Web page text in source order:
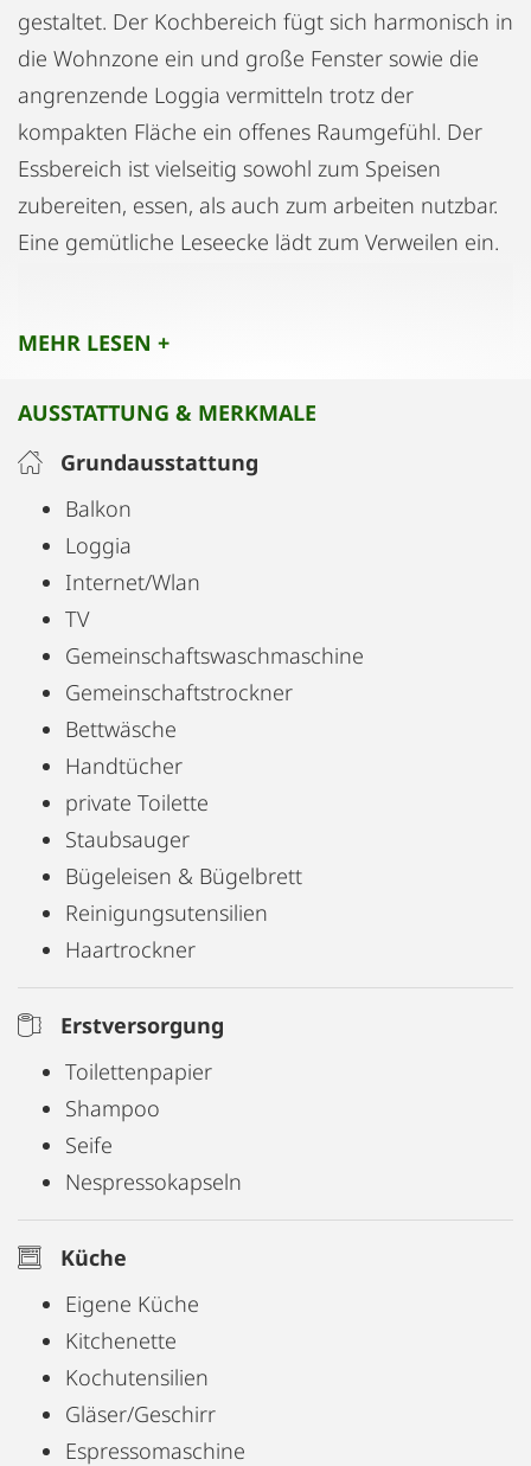
gestaltet. Der Kochbereich fügt sich harmonisch in
die Wohnzone ein und große Fenster sowie die
angrenzende Loggia vermitteln trotz der
kompakten Fläche ein offenes Raumgefühl. Der
Essbereich ist vielseitig sowohl zum Speisen
zubereiten, essen, als auch zum arbeiten nutzbar.
Eine gemütliche Leseecke lädt zum Verweilen ein.
alle Bewohner des Hauses gegen Gebühr zur
Ein Fahrradkeller ist im Haus kostenlos vorhanden.
Ein Tiefgaragenparkplatz kann gegen Gebühr
angefragt, aber nicht garantiert werden.
MEHR LESEN +
AUSSTATTUNG & MERKMALE
Grundausstattung
Balkon
Loggia
Internet/Wlan
TV
Gemeinschaftswaschmaschine
Gemeinschaftstrockner
Bettwäsche
Handtücher
private Toilette
Staubsauger
Bügeleisen & Bügelbrett
Reinigungsutensilien
Haartrockner
Erstversorgung
Toilettenpapier
Shampoo
Seife
Nespressokapseln
Küche
Eigene Küche
Kitchenette
Kochutensilien
Gläser/Geschirr
Espressomaschine